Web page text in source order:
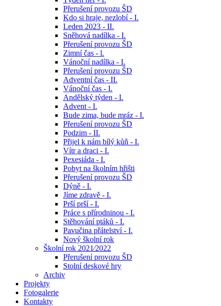
Přerušení provozu ŠD
Kdo si hraje, nezlobí - I.
Leden 2023 - II.
Sněhová nadílka - I.
Přerušení provozu ŠD
Zimní čas - l.
Vánoční nadílka - I.
Přerušení provozu ŠD
Adventní čas - II.
Vánoční čas - I.
Andělský týden - I.
Advent - I.
Bude zima, bude mráz - I.
Přerušení provozu ŠD
Podzim - II.
Přijel k nám bílý kůň - I.
Vítr a draci - I.
Pexesiáda - I.
Pobyt na školním hřišti
Přerušení provozu ŠD
Dýně - I.
Jíme zdravě - I.
Prší prší - I.
Práce s přírodninou - I.
Stěhování ptáků - I.
Pavučina přátelství - I.
Nový školní rok
Školní rok 2021⁄2022
Přerušení provozu ŠD
Stolní deskové hry
Archiv
Projekty
Fotogalerie
Kontakty